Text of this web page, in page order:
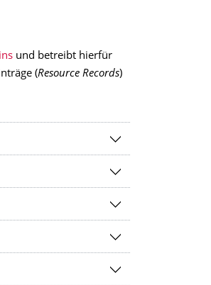
und betreibt hierfür
(Resource Records)